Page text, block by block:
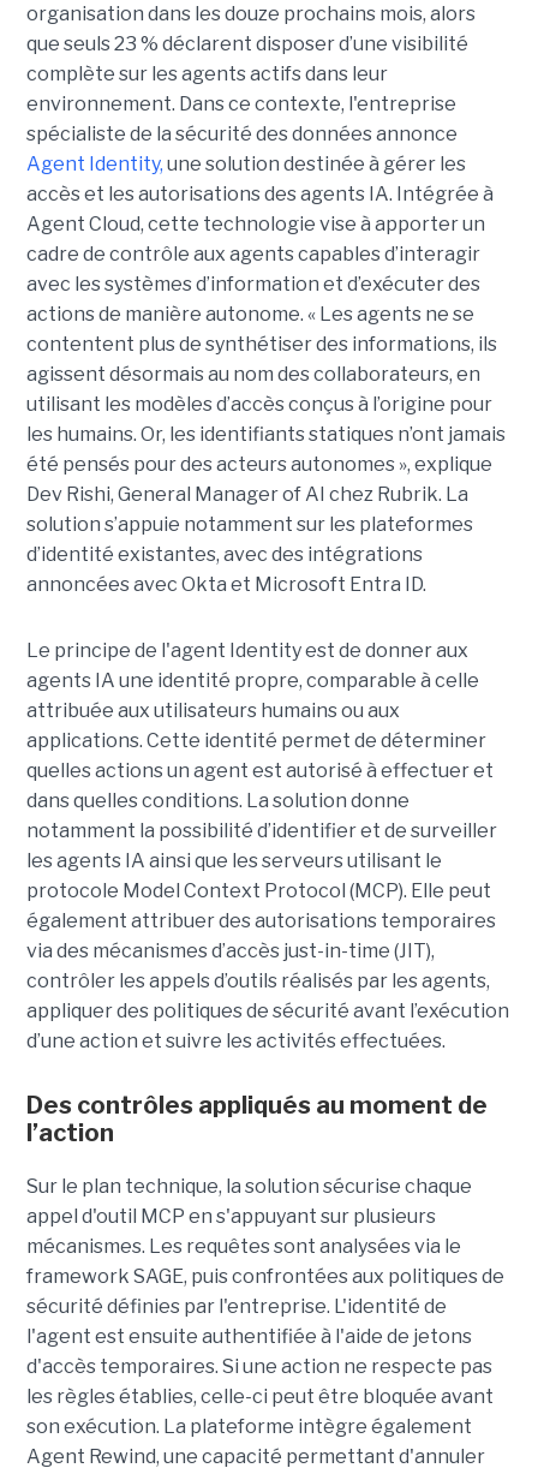
organisation dans les douze prochains mois, alors
que seuls 23 % déclarent disposer d’une visibilité
complète sur les agents actifs dans leur
environnement. Dans ce contexte, l'entreprise
spécialiste de la sécurité des données annonce
Agent Identity, une solution destinée à gérer les
accès et les autorisations des agents IA. Intégrée à
Agent Cloud, cette technologie vise à apporter un
cadre de contrôle aux agents capables d’interagir
avec les systèmes d’information et d’exécuter des
actions de manière autonome. « Les agents ne se
contentent plus de synthétiser des informations, ils
agissent désormais au nom des collaborateurs, en
utilisant les modèles d’accès conçus à l’origine pour
les humains. Or, les identifiants statiques n’ont jamais
été pensés pour des acteurs autonomes », explique
Dev Rishi, General Manager of AI chez Rubrik. La
solution s’appuie notamment sur les plateformes
d’identité existantes, avec des intégrations
annoncées avec Okta et Microsoft Entra ID.
Le principe de l'agent Identity est de donner aux
agents IA une identité propre, comparable à celle
attribuée aux utilisateurs humains ou aux
applications. Cette identité permet de déterminer
quelles actions un agent est autorisé à effectuer et
dans quelles conditions. La solution donne
notamment la possibilité d’identifier et de surveiller
les agents IA ainsi que les serveurs utilisant le
protocole Model Context Protocol (MCP). Elle peut
également attribuer des autorisations temporaires
via des mécanismes d’accès just-in-time (JIT),
contrôler les appels d’outils réalisés par les agents,
appliquer des politiques de sécurité avant l’exécution
d’une action et suivre les activités effectuées.
Des contrôles appliqués au moment de
l’action
Sur le plan technique, la solution sécurise chaque
appel d'outil MCP en s'appuyant sur plusieurs
mécanismes. Les requêtes sont analysées via le
framework SAGE, puis confrontées aux politiques de
sécurité définies par l'entreprise. L'identité de
l'agent est ensuite authentifiée à l'aide de jetons
d'accès temporaires. Si une action ne respecte pas
les règles établies, celle-ci peut être bloquée avant
son exécution. La plateforme intègre également
Agent Rewind, une capacité permettant d'annuler